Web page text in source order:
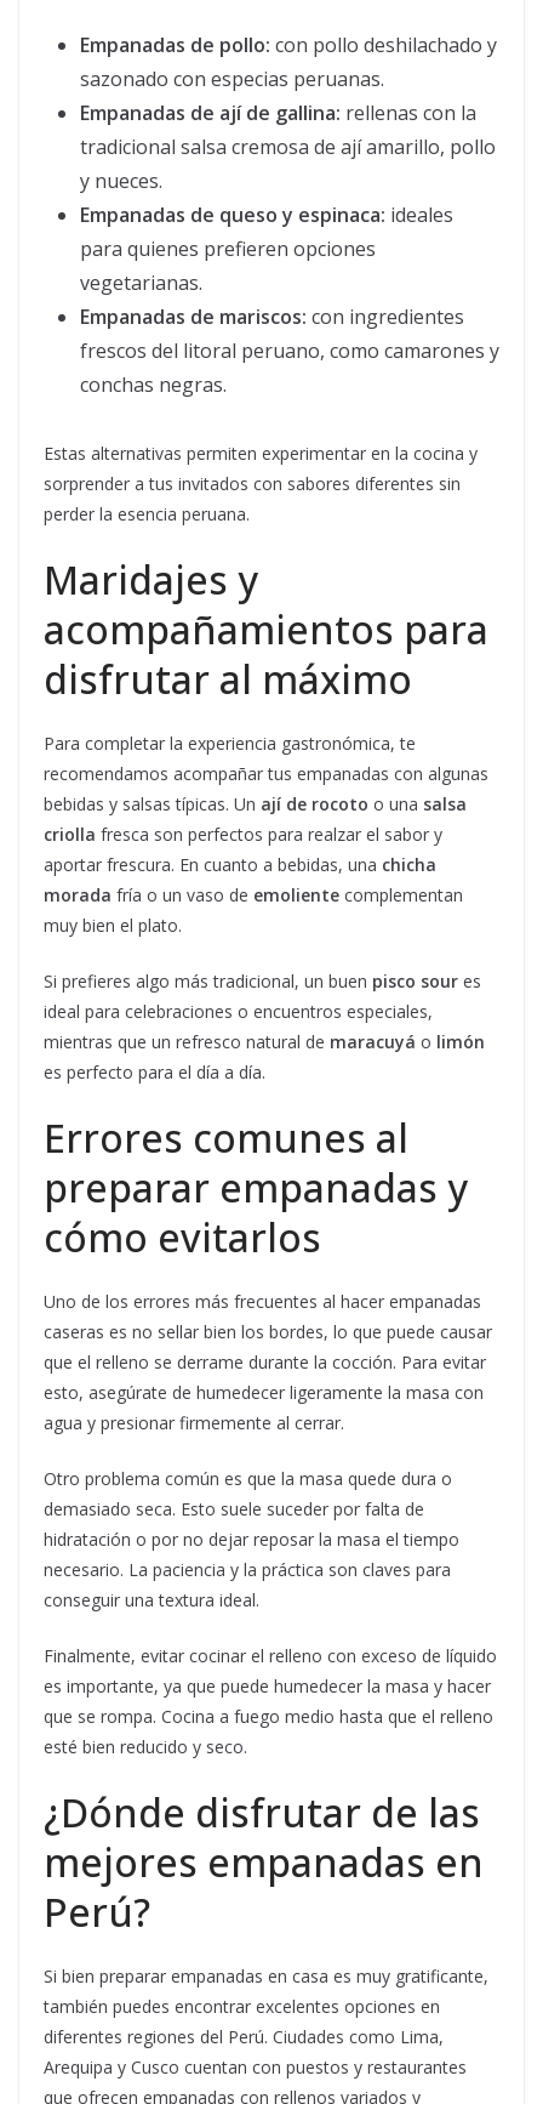
Empanadas de pollo: con pollo deshilachado y
sazonado con especias peruanas.
Empanadas de ají de gallina: rellenas con la
tradicional salsa cremosa de ají amarillo, pollo
y nueces.
Empanadas de queso y espinaca: ideales
para quienes prefieren opciones
vegetarianas.
Empanadas de mariscos: con ingredientes
frescos del litoral peruano, como camarones y
conchas negras.
Estas alternativas permiten experimentar en la cocina y
sorprender a tus invitados con sabores diferentes sin
perder la esencia peruana.
Maridajes y
acompañamientos para
disfrutar al máximo
Para completar la experiencia gastronómica, te
recomendamos acompañar tus empanadas con algunas
bebidas y salsas típicas. Un ají de rocoto o una salsa
criolla fresca son perfectos para realzar el sabor y
aportar frescura. En cuanto a bebidas, una chicha
morada fría o un vaso de emoliente complementan
muy bien el plato.
Si prefieres algo más tradicional, un buen pisco sour es
ideal para celebraciones o encuentros especiales,
mientras que un refresco natural de maracuyá o limón
es perfecto para el día a día.
Errores comunes al
preparar empanadas y
cómo evitarlos
Uno de los errores más frecuentes al hacer empanadas
caseras es no sellar bien los bordes, lo que puede causar
que el relleno se derrame durante la cocción. Para evitar
esto, asegúrate de humedecer ligeramente la masa con
agua y presionar firmemente al cerrar.
Otro problema común es que la masa quede dura o
demasiado seca. Esto suele suceder por falta de
hidratación o por no dejar reposar la masa el tiempo
necesario. La paciencia y la práctica son claves para
conseguir una textura ideal.
Finalmente, evitar cocinar el relleno con exceso de líquido
es importante, ya que puede humedecer la masa y hacer
que se rompa. Cocina a fuego medio hasta que el relleno
esté bien reducido y seco.
¿Dónde disfrutar de las
mejores empanadas en
Perú?
Si bien preparar empanadas en casa es muy gratificante,
también puedes encontrar excelentes opciones en
diferentes regiones del Perú. Ciudades como Lima,
Arequipa y Cusco cuentan con puestos y restaurantes
que ofrecen empanadas con rellenos variados y